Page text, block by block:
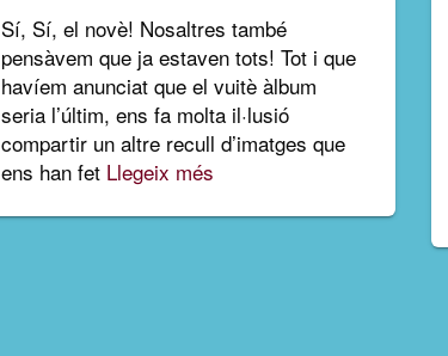
Sí, Sí, el novè! Nosaltres també
pensàvem que ja estaven tots! Tot i que
havíem anunciat que el vuitè àlbum
seria l’últim, ens fa molta il·lusió
compartir un altre recull d’imatges que
ens han fet Llegeix més